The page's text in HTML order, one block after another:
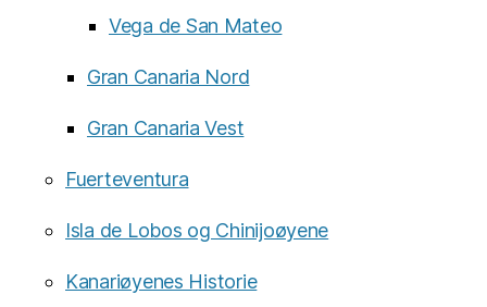
Vega de San Mateo
Gran Canaria Nord
Gran Canaria Vest
Fuerteventura
Isla de Lobos og Chinijoøyene
Kanariøyenes Historie